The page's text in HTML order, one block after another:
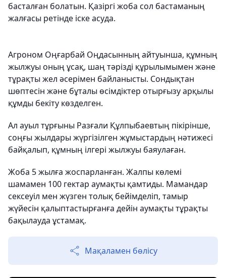
басталған болатын. Қазіргі жоба сол бастаманың
жалғасы ретінде іске асуда.
Агроном Оңғарбай Оңдасынның айтуынша, құмның
жылжуы оның ұсақ, шаң тәрізді құрылымымен және
тұрақты жел әсерімен байланысты. Сондықтан
шөптесін және бұталы өсімдіктер отырғызу арқылы
құмды бекіту көзделген.
Ал ауыл тұрғыны Разғали Құлпыбаевтың пікірінше,
соңғы жылдары жүргізілген жұмыстардың нәтижесі
байқалып, құмның ілгері жылжуы баяулаған.
Жоба 5 жылға жоспарланған. Жалпы көлемі
шамамен 100 гектар аумақты қамтиды. Мамандар
сексеуіл мен жүзген толық бейімделіп, тамыр
жүйесін қалыптастырғанға дейін аумақты тұрақты
бақылауда ұстамақ.
Мақаламен бөлісу